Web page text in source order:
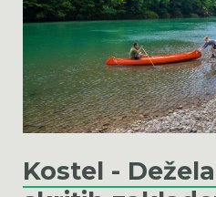
Kostel -